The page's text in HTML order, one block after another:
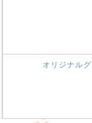
オリジナル